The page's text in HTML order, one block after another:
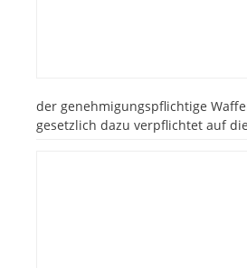
der genehmigungspflichtige
gesetzlich dazu verpflichtet auf